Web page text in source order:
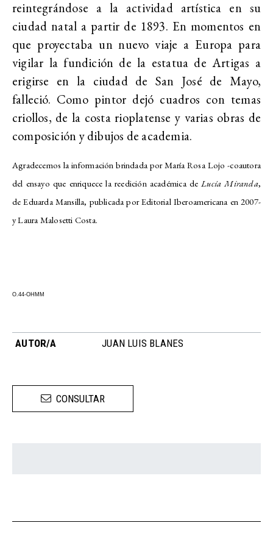
reintegrándose a la actividad artística en su
ciudad natal a partir de 1893. En momentos en
que proyectaba un nuevo viaje a Europa para
vigilar la fundición de la estatua de Artigas a
erigirse en la ciudad de San José de Mayo,
falleció. Como pintor dejó cuadros con temas
criollos, de la costa rioplatense y varias obras de
composición y dibujos de academia.
Agradecemos la información brindada por María Rosa Lojo -coautora
del ensayo que enriquece la reedición académica deLucía Miranda,
de Eduarda Mansilla, publicada por Editorial Iberoamericana en 2007-
y Laura Malosetti Costa.
O.44-OHMM
AUTOR/A JUAN LUIS BLANES
CONSULTAR